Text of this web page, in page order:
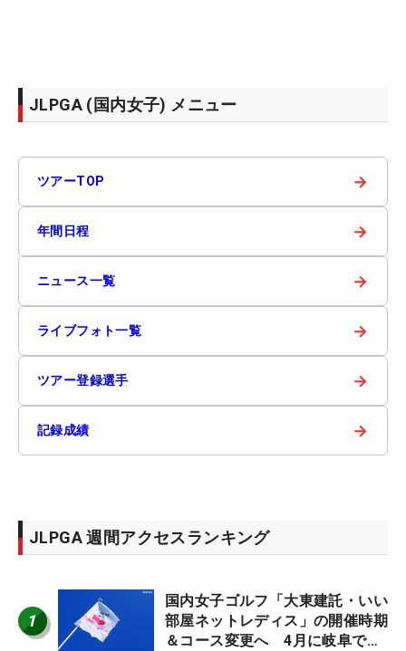
JLPGA (国内女子) メニュー
ツアーTOP →
年間日程 →
ニュース一覧 →
ライブフォト一覧 →
ツアー登録選手 →
記録成績 →
JLPGA 週間アクセスランキング
1
国内女子ゴルフ「大東建託・いい
部屋ネットレディス」の開催時期
＆コース変更へ 4月に岐阜で開